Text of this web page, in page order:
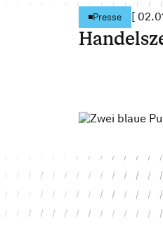
Presse [